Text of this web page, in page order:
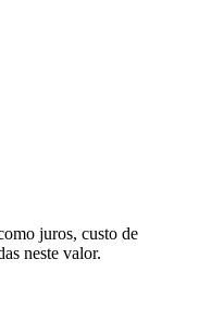
juros, custo de
neste valor.